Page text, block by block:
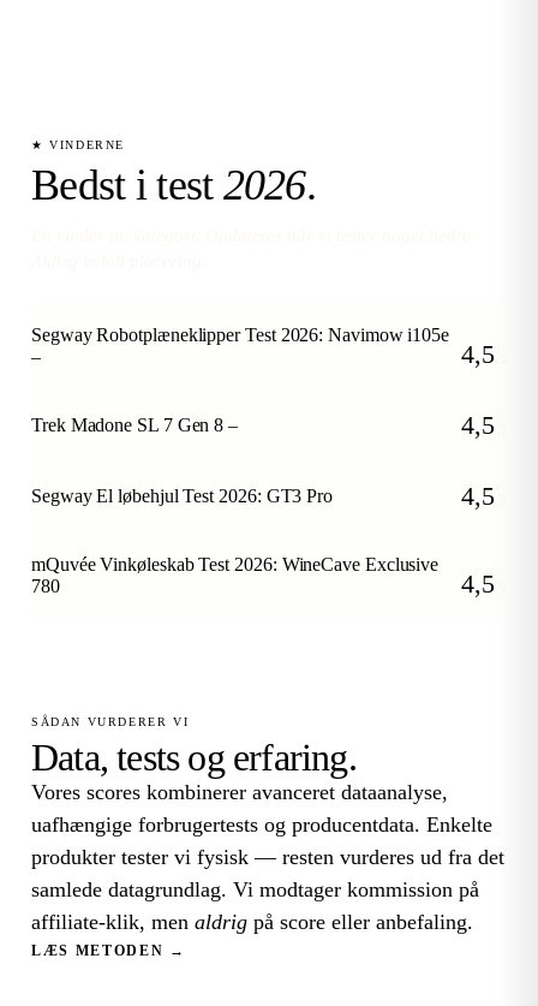
★ VINDERNE
Bedst i test 2026.
Segway Robotplæneklipper Test 2026: Navimow i105e
–
4,5
Trek Madone SL 7 Gen 8 – 4,5
Segway El løbehjul Test 2026: GT3 Pro 4,5
mQuvée Vinkøleskab Test 2026: WineCave Exclusive
780
4,5
SÅDAN VURDERER VI
Data, tests og erfaring.
Vores scores kombinerer avanceret dataanalyse,
uafhængige forbrugertests og producentdata. Enkelte
produkter tester vi fysisk — resten vurderes ud fra det
samlede datagrundlag. Vi modtager kommission på
affiliate-klik, men aldrig på score eller anbefaling.
LÆS METODEN →